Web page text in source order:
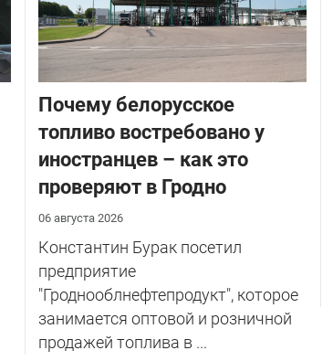
Почему белорусское
топливо востребовано у
иностранцев – как это
проверяют в Гродно
06 августа 2026
Константин Бурак посетил
предприятие
"Гроднооблнефтепродукт", которое
занимается оптовой и розничной
продажей топлива в ...